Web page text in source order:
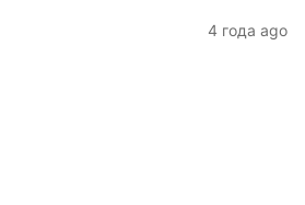
4 года ago